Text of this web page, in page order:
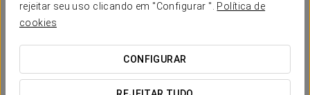
rejeitar seu uso clicando em "Configurar ". Política de
cookies
CONFIGURAR
SERVIÇOS EM DESTAQUE
Quartos